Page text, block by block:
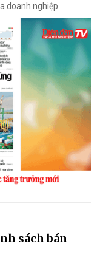
doanh nghiệp.
sách bán